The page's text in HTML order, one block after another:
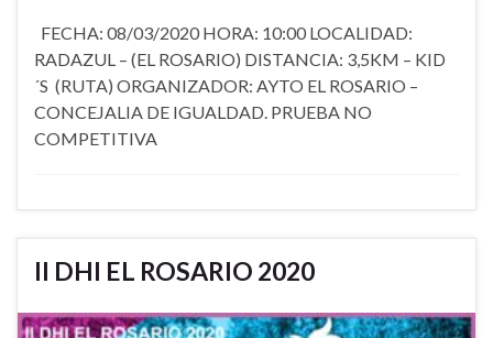
FECHA: 08/03/2020 HORA: 10:00 LOCALIDAD:
RADAZUL – (EL ROSARIO) DISTANCIA: 3,5KM – KID
´S (RUTA) ORGANIZADOR: AYTO EL ROSARIO –
CONCEJALIA DE IGUALDAD. PRUEBA NO
COMPETITIVA
II DHI EL ROSARIO 2020